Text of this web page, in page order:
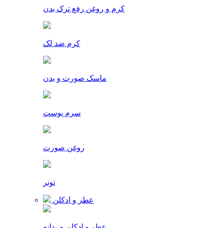
کرم و روغن رفع ترک بدن
کرم ضد لک
ماسک صورت و بدن
سرم پوست
روغن صورت
تونر
عطر و ادکلن